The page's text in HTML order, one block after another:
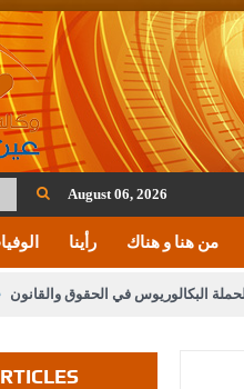
August 06, 2026
رأينا من هنا و هناك
البكالوريوس في الحقوق والقانون
النواب على شراكة فاعلة مع الإعلام